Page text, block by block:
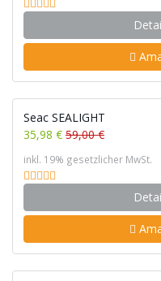
Seac SEALIGHT
35,98 € 59,00 €
inkl. 19% gesetzlicher MwSt.